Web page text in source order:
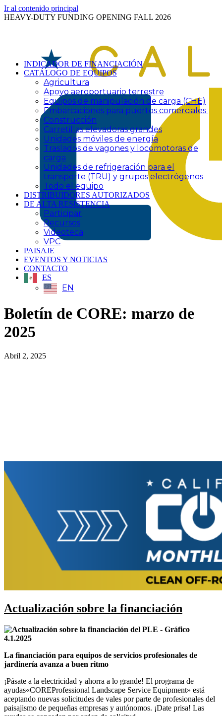
Ir al contenido principal
HEAVY-DUTY FUNDING OPENING FALL 2026
INDICADOR DE FINANCIACIÓN
CATÁLOGO DE EQUIPOS
Agricultura
Apoyo aeroportuario terrestre
Equipos de manipulación de carga (CHE)
Embarcaciones para puertos comerciales
Construcción
Carretillas elevadoras grandes
Unidades móviles de energía
Traslados de vagones y locomotoras de
carga
Unidades de refrigeración para el
transporte (TRU) y grupos electrógenos
Todo el equipo
DISTRIBUIDORES AUTORIZADOS
DE ALTA RESISTENCIA
Participar
Recursos
Videoteca
VPC
PAISAJE
EVENTOS Y NOTICIAS
CONTACTO
ES
EN
Boletín de CORE: marzo de
2025
Abril 2, 2025
Actualización sobre la financiación
La financiación para equipos de servicios profesionales de
jardinería avanza a buen ritmo
¡Pásate a la electricidad y ahorra a lo grande! El programa de
ayudas«COREProfessional Landscape Service Equipment» está
aceptando nuevas solicitudes de vales por parte de profesionales del
paisajismo de pequeñas empresas y autónomos. ¡Date prisa! Las